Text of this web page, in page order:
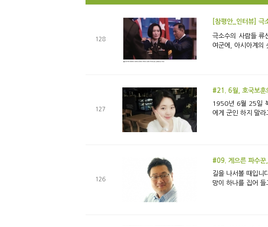
128
[참평안_인터뷰] 극
극소수의 사람들 류선영 미(美) 육군 중령의 대령 진급식 48만 명 중 3,000명, 0.6%. 현재 미국 육군 중 대령의 숫자이다. 이 중에서
여군에, 아시아계의
127
#21. 6월, 호국보훈
1950년 6월 25일
에게 군인 하지 말
126
#09. 게으른 파수꾼
길을 나서볼 때입니
망이 하나를 집어